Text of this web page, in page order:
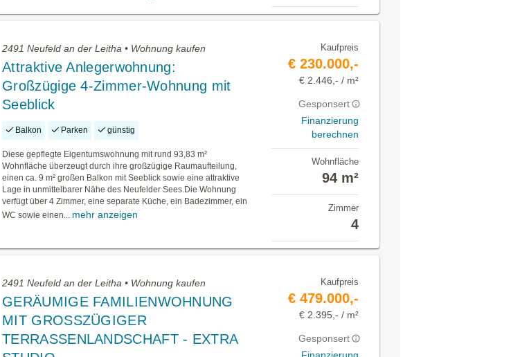
2491 Neufeld an der Leitha • Wohnung kaufen
Attraktive Anlegerwohnung:
Großzügige 4-Zimmer-Wohnung mit
Seeblick
Balkon Parken günstig
Diese gepflegte Eigentumswohnung mit rund 93,83 m²
Wohnfläche überzeugt durch ihre großzügige Raumaufteilung,
einen ca. 9 m² großen Balkon mit Seeblick sowie eine attraktive
Lage in unmittelbarer Nähe des Neufelder Sees.Die Wohnung
verfügt über 4 Zimmer, eine separate Küche, ein Badezimmer, ein
WC sowie einen... mehr anzeigen
Kaufpreis
€ 230.000,-
€ 2.446,- / m²
Gesponsert
Finanzierung
berechnen
Wohnfläche
94 m²
Zimmer
4
2491 Neufeld an der Leitha • Wohnung kaufen
GERÄUMIGE FAMILIENWOHNUNG
MIT GROSSZÜGIGER
TERRASSENLANDSCHAFT - EXTRA
Kaufpreis
€ 479.000,-
€ 2.395,- / m²
Gesponsert